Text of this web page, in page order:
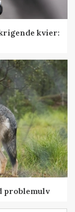
kvier:
problemulv